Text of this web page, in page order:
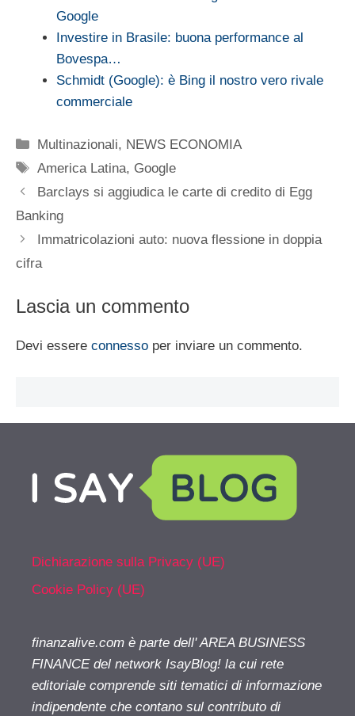
Google
Investire in Brasile: buona performance al
Bovespa…
Schmidt (Google): è Bing il nostro vero rivale
commerciale
Categorie
Multinazionali, NEWS ECONOMIA
Tag
America Latina, Google
Barclays si aggiudica le carte di credito di Egg
Banking
Immatricolazioni auto: nuova flessione in doppia
cifra
Lascia un commento
Devi essere connesso per inviare un commento.
Dichiarazione sulla Privacy (UE)
Cookie Policy (UE)
finanzalive.com è parte dell' AREA BUSINESS
FINANCE del network IsayBlog! la cui rete
editoriale comprende siti tematici di informazione
indipendente che contano sul contributo di